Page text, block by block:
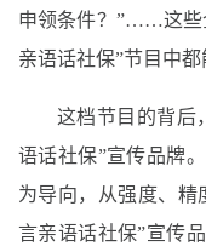
申领条件？”……这些
亲语话社保”节目中都
这档节目的背后
语话社保”宣传品牌
为导向，从强度、精
言亲语话社保”宣传